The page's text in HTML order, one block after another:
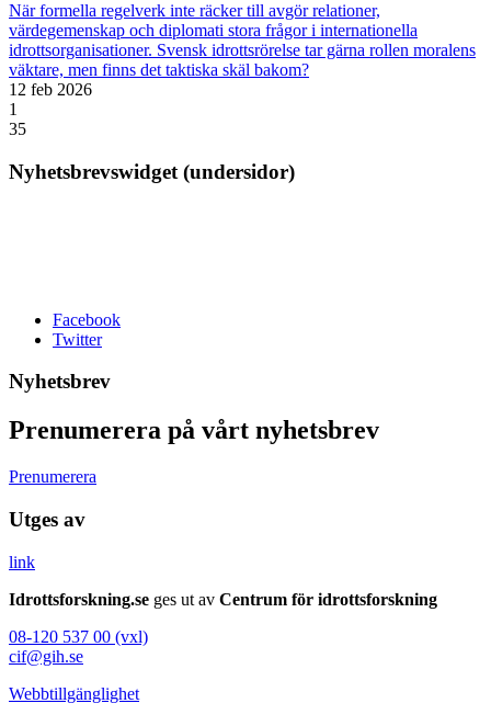
När formella regelverk inte räcker till avgör relationer,
värdegemenskap och diplomati stora frågor i internationella
idrottsorganisationer. Svensk idrottsrörelse tar gärna rollen moralens
väktare, men finns det taktiska skäl bakom?
12 feb 2026
1
35
Nyhetsbrevswidget (undersidor)
Facebook
Twitter
Nyhetsbrev
Prenumerera på vårt nyhetsbrev
Prenumerera
Utges av
link
Idrottsforskning.se ges ut av Centrum för idrottsforskning
08-120 537 00 (vxl)
cif@gih.se
Webbtillgänglighet